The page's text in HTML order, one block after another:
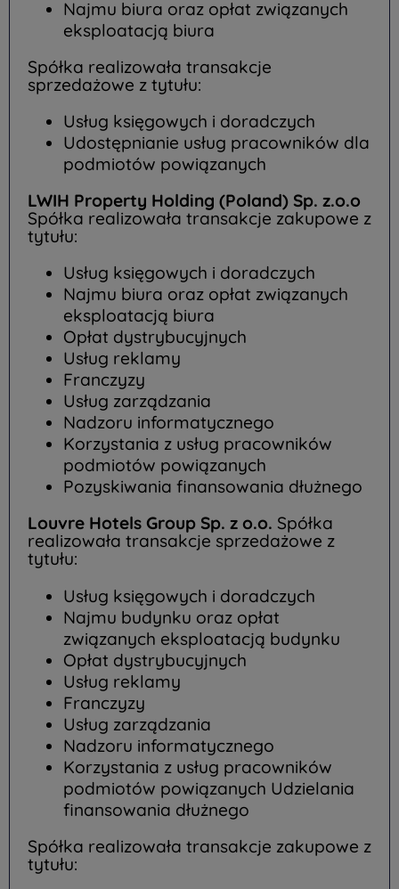
Najmu biura oraz opłat związanych
eksploatacją biura
Spółka realizowała transakcje
sprzedażowe z tytułu:
Usług księgowych i doradczych
Udostępnianie usług pracowników dla
podmiotów powiązanych
LWIH Property Holding (Poland) Sp. z.o.o
Spółka realizowała transakcje zakupowe z
tytułu:
Usług księgowych i doradczych
Najmu biura oraz opłat związanych
eksploatacją biura
Opłat dystrybucyjnych
Usług reklamy
Franczyzy
Usług zarządzania
Nadzoru informatycznego
Korzystania z usług pracowników
podmiotów powiązanych
Pozyskiwania finansowania dłużnego
Louvre Hotels Group Sp. z o.o. Spółka
realizowała transakcje sprzedażowe z
tytułu:
Usług księgowych i doradczych
Najmu budynku oraz opłat
związanych eksploatacją budynku
Opłat dystrybucyjnych
Usług reklamy
Franczyzy
Usług zarządzania
Nadzoru informatycznego
Korzystania z usług pracowników
podmiotów powiązanych Udzielania
finansowania dłużnego
Spółka realizowała transakcje zakupowe z
tytułu: